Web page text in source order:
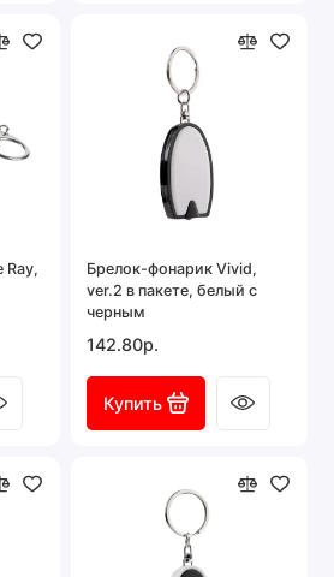
Ray,
Брелок-фонарик Vivid,
ver.2 в пакете, белый с
черным
142.80р.
Купить